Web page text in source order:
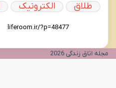
طلاق
الکترونیک
مجله اتاق زندگی 2026